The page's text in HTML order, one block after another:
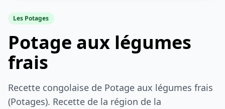
Les Potages
Potage aux légumes
frais
Recette congolaise de Potage aux légumes frais
(Potages). Recette de la région de la